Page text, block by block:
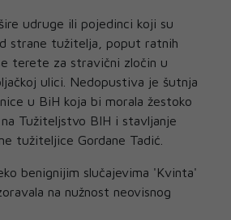
udruge ili pojedinci koji su
strane tužitelja, poput ratnih
terete za stravični zločin u
ulici. Nedopustiva je šutnja
u BiH koja bi morala žestoko
Tužiteljstvo BIH i stavljanje
tužiteljice Gordane Tadić.
benignijim slučajevima 'Kvinta'
na nužnost neovisnog